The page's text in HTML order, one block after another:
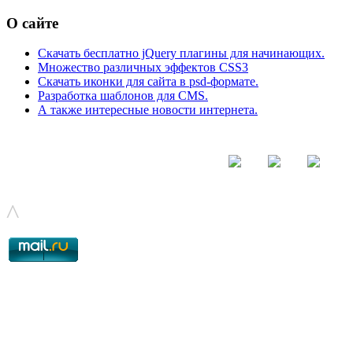
О сайте
Скачать бесплатно jQuery плагины для начинающих.
Множество различных эффектов CSS3
Скачать иконки для сайта в psd-формате.
Разработка шаблонов для CMS.
А также интересные новости интернета.
© - 2015-2017 - helix.su - все для вашего сайта |
^